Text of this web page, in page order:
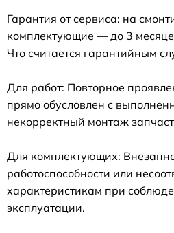
Гарантия от сервиса: на
комплектующие — до 3
Что считается гарантийным
Для работ: Повторное
прямо обусловлен с
некорректный монтаж
Для комплектующих:
работоспособности или
характеристикам при
эксплуатации.